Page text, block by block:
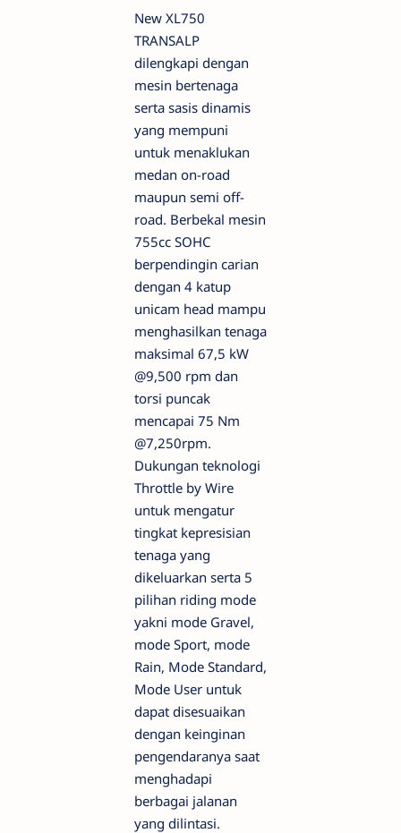
New XL750
TRANSALP
dilengkapi dengan
mesin bertenaga
serta sasis dinamis
yang mempuni
untuk menaklukan
medan on-road
maupun semi off-
road. Berbekal mesin
755cc SOHC
berpendingin carian
dengan 4 katup
unicam head mampu
menghasilkan tenaga
maksimal 67,5 kW
@9,500 rpm dan
torsi puncak
mencapai 75 Nm
@7,250rpm.
Dukungan teknologi
Throttle by Wire
untuk mengatur
tingkat kepresisian
tenaga yang
dikeluarkan serta 5
pilihan riding mode
yakni mode Gravel,
mode Sport, mode
Rain, Mode Standard,
Mode User untuk
dapat disesuaikan
dengan keinginan
pengendaranya saat
menghadapi
berbagai jalanan
yang dilintasi.